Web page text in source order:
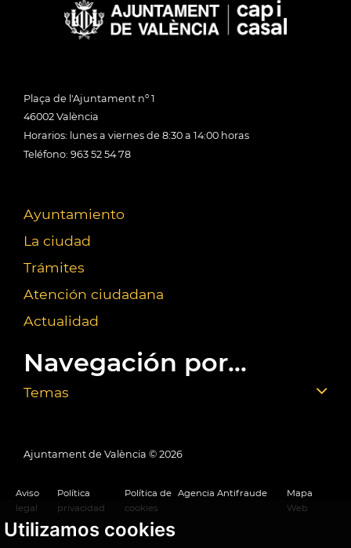
Utilizamos cookies
Plaça de l'Ajuntament nº 1
46002 València
Horarios: lunes a viernes de 8:30 a 14:00 horas
Teléfono: 963 52 54 78
Ayuntamiento
La ciudad
Trámites
Atención ciudadana
Actualidad
Navegación por...
Temas
Ajuntament de València © 2026
Aviso
legal
Política
privacidad
Política de
cookies
Agencia Antifraude
Mapa
Web